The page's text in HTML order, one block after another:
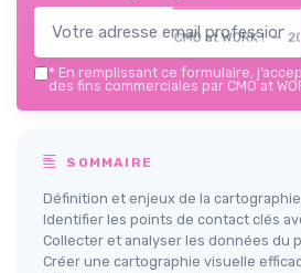
CMO at WORK ! —
* En remplissant ce formulaire,
des fins commerciales par CMO at
SOMMAIRE
Définition et enjeux de la
Identifier les points de contact clés
Collecter et analyser les données du
Créer une cartographie visuelle